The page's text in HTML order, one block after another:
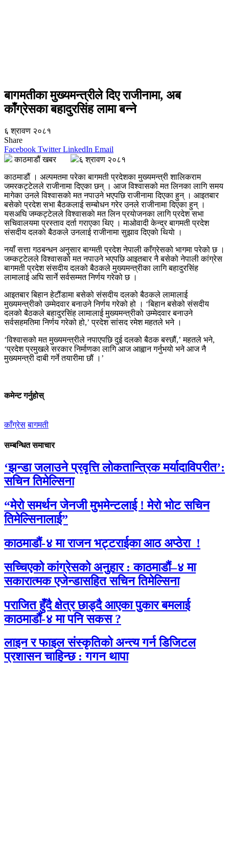
बागमतीका मुख्यमन्त्रीले दिए राजीनामा, अब
काँग्रेसका बहादुरसिंह लामा बन्ने
६ श्रावण २०८१
Share
Facebook Twitter LinkedIn Email
काठमाडौं खबर
६ श्रावण २०८१
काठमाडौं । अल्पमतमा परेका बागमती प्रदेशका मुख्यमन्त्री शालिकराम
जमरकट्टेलले राजीनामा दिएका छन् । आज विश्वासको मत लिनका लागि समय
मागेका उनले विश्वासको मत नपाउने भएपछि राजीनामा दिएका हुन् । आइतबार
बसेकाे प्रदेश सभा बैठकलाई सम्बोधन गरेर उनले राजीनामा दिएका हुन् ।
यसअघि जम्कट्टेलले विश्वासकाे मत लिन प्रयाेजनका लागि प्रदेश सभा
सचिवालयमा प्रस्ताव दर्ता गराएका थिए । माओवादी केन्द्र बागमती प्रदेश
संसदीय दलकाे बैठकले उनलाई राजीनामा सुझाव दिएकाे थियाे ।
नयाँ सत्ता गठबन्धन अनुसार बाग्मती प्रदेश नेपाली काँग्रेसको भागमा परेको छ ।
जम्कट्टेलले विश्वासको मत नपाउने भएपछि आइतबार नै बसेको नेपाली कांग्रेस
बागमती प्रदेश संसदीय दलको बैठकले मुख्यमन्त्रीका लागि बहादुरसिंह
लामालाई अघि सार्ने सर्वसम्मत निर्णय गरेको छ ।
आइतबार बिहान हेटौंडामा बसेको संसदीय दलको बैठकले लामालाई
मुख्यमन्त्रीको उम्मेदवार बनाउने निर्णय गरेको हो । ‘बिहान बसेको संसदीय
दलको बैठकले बहादुरसिंह लामालाई मुख्यमन्त्रीको उम्मेदवार बनाउने
सर्वसहमतिमा निर्णय गरेको हो,’ प्रदेश सांसद रमेश महतले भने ।
‘विश्वासको मत मुख्यमन्त्रीले नपाएपछि दुई दलको बैठक बस्छौं,’ महतले भने,
‘प्रदेश प्रमुखले सरकार निर्माणका लागि आज आह्वान गर्नुभयो भने आज नै
मुख्यमन्त्री दाबी गर्ने तयारीमा छौं ।’
कमेन्ट गर्नुहोस्
काँग्रेस बागमती
सम्बन्धित समाचार
‘झन्डा जलाउने प्रवृत्ति लोकतान्त्रिक मर्यादाविपरीत’:
सचिन तिमेल्सिना
“मेरो समर्थन जेनजी मुभमेन्टलाई ! मेरो भोट सचिन
तिमेल्सिनालाई”
काठमाडौं-४ मा राजन भट्टराईका आठ अप्ठेरा !
सच्चिएको कांग्रेसको अनुहार : काठमाडौं–४ मा
सकारात्मक एजेन्डासहित सचिन तिमेल्सिना
पराजित हुँदै क्षेत्र छाड्दै आएका पुकार बमलाई
काठमाडौं-४ मा पनि सकस ?
लाइन र फाइल संस्कृतिको अन्त्य गर्न डिजिटल
प्रशासन चाहिन्छ : गगन थापा